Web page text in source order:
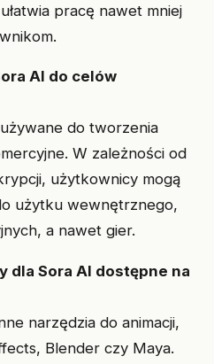
pracę nawet mniej
AI do celów
do tworzenia
W zależności od
użytkownicy mogą
użytku wewnętrznego,
a nawet gier.
dla Sora AI dostępne na
narzędzia do animacji,
Blender czy Maya.